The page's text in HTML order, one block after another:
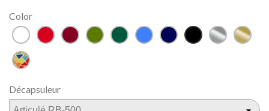
Color
Blanc
RougeBordeaux
Vert
Vert
foncé
Bleu
Bleu
marine
Noir ArgentDoré
Trencadís
Décapsuleur